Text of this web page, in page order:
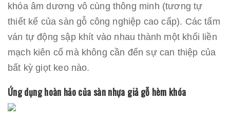
khóa âm dương vô cùng thông minh (tương tự
thiết kế của sàn gỗ công nghiệp cao cấp). Các tấm
ván tự động sập khít vào nhau thành một khối liền
mạch kiên cố mà không cần đến sự can thiệp của
bất kỳ giọt keo nào.
Ứng dụng hoàn hảo của sàn nhựa giả gỗ hèm khóa